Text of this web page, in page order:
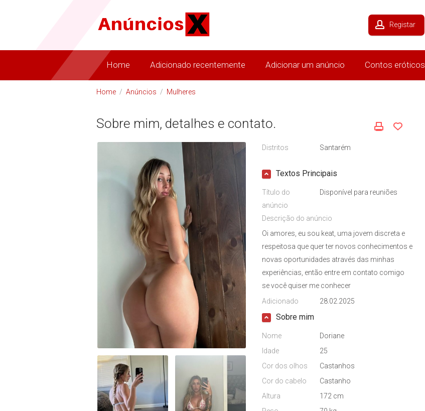
Registar
Home Adicionado recentemente Adicionar um anúncio Contos eróticos
Home / Anúncios / Mulheres
Sobre mim, detalhes e contato.
Distritos Santarém
Textos Principais
Título do
anúncio
Disponível para reuniões
Descrição do anúncio
Oi amores, eu sou keat, uma jovem discreta e
respeitosa que quer ter novos conhecimentos e
novas oportunidades através das minhas
experiências, então entre em contato comigo
se você quiser me conhecer
Adicionado
28.02.2025
Sobre mim
Nome
Doriane
Idade
25
Cor dos olhos
Castanhos
Cor do cabelo
Castanho
Altura
172 cm